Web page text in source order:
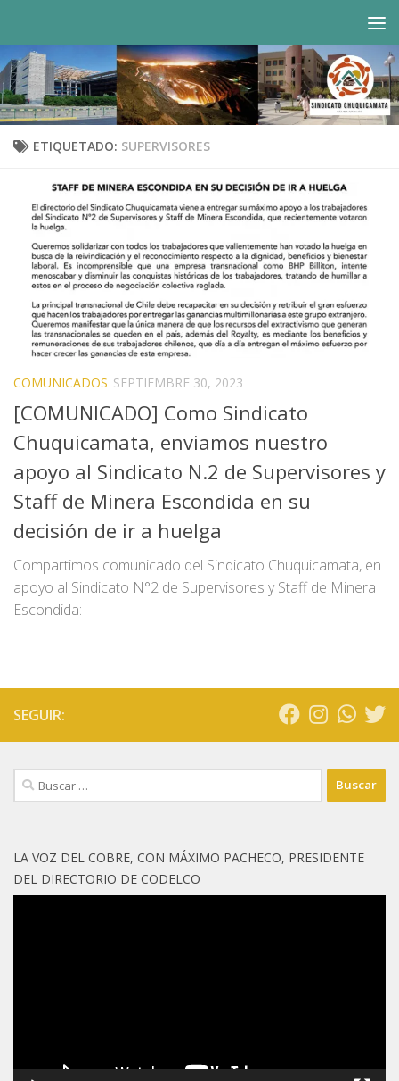
ETIQUETADO: SUPERVISORES
COMUNICADOS SEPTIEMBRE 30, 2023
[COMUNICADO] Como Sindicato
Chuquicamata, enviamos nuestro
apoyo al Sindicato N.2 de Supervisores y
Staff de Minera Escondida en su
decisión de ir a huelga
Compartimos comunicado del Sindicato Chuquicamata, en
apoyo al Sindicato N°2 de Supervisores y Staff de Minera
Escondida:
SEGUIR:
Buscar:
LA VOZ DEL COBRE, CON MÁXIMO PACHECO, PRESIDENTE
DEL DIRECTORIO DE CODELCO